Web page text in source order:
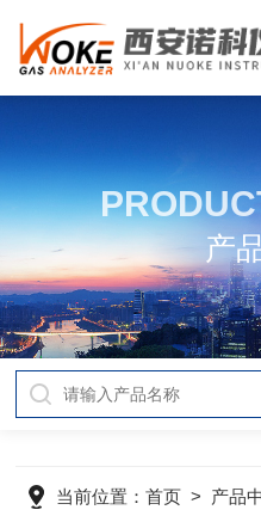
产
当前位置：首页 > 产品